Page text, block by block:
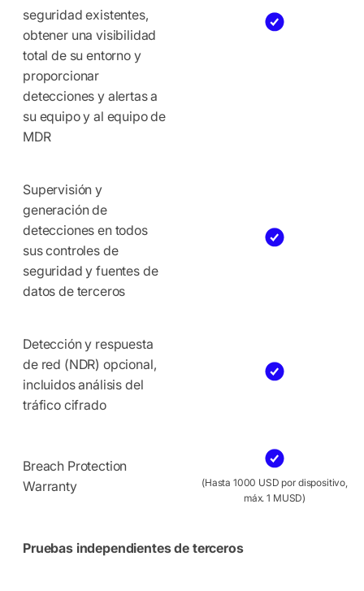
seguridad existentes,
obtener una visibilidad
total de su entorno y
proporcionar
detecciones y alertas a
su equipo y al equipo de
MDR
Supervisión y
generación de
detecciones en todos
sus controles de
seguridad y fuentes de
datos de terceros
Detección y respuesta
de red (NDR) opcional,
incluidos análisis del
tráfico cifrado
Breach Protection
Warranty
(Hasta 1000 USD por dispositivo,
máx. 1 MUSD)
Pruebas independientes de terceros